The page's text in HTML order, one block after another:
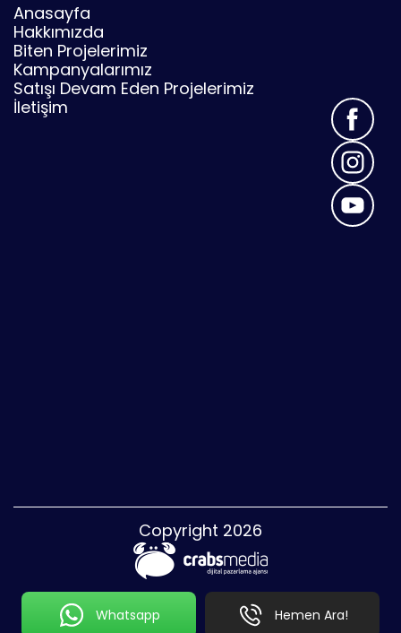
Whatsapp Hemen Ara!
Anasayfa
Hakkımızda
Biten Projelerimiz
Kampanyalarımız
Satışı Devam Eden Projelerimiz
İletişim
Copyright 2026